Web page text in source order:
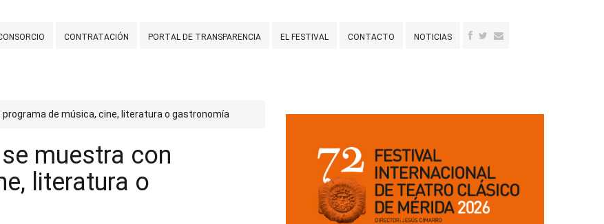
CONTRATACIÓN PORTAL DE TRANSPARENCIA EL FESTIVAL CONTACTO NOTICIAS
de música, cine, literatura o gastronomía
muestra con
literatura o